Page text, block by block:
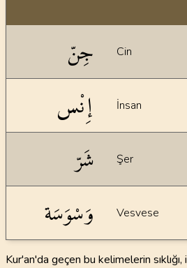
جِنّ Cin
إِنْس İnsan
شَرّ Şer
وَسْوَسَة Vesvese
Kur'an'da geçen bu kelimelerin